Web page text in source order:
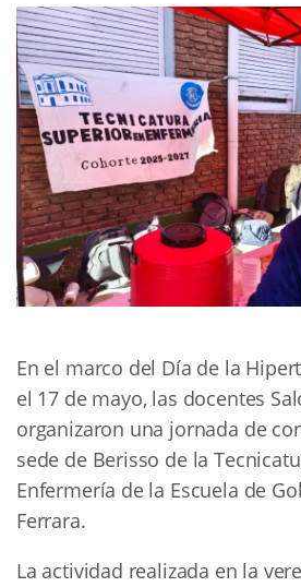
En el marco del Día de la
el 17 de mayo, las docentes
organizaron una jornada de
sede de Berisso de la
Enfermería de la Escuela de
Ferrara.
La actividad realizada en la